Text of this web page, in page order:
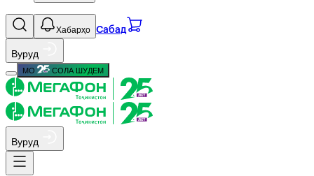
Хабарҳо Сабад
Вуруд
МО СОЛА ШУДЕМ
Вуруд